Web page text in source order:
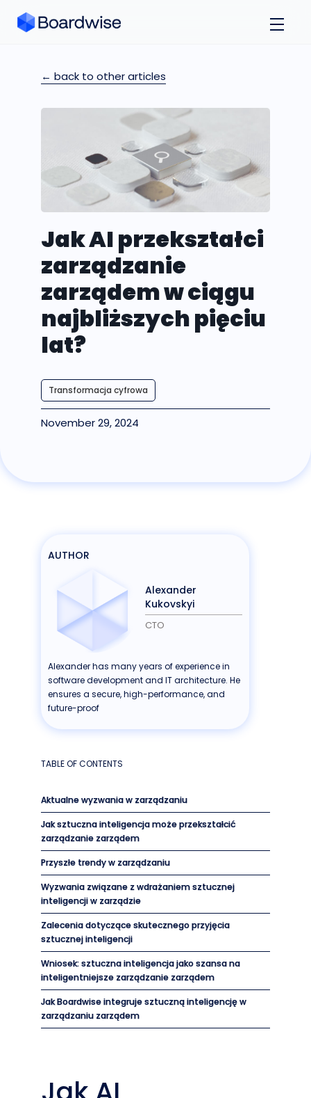
← back to other articles
Jak AI przekształci
zarządzanie
zarządem w ciągu
najbliższych pięciu
lat?
Transformacja cyfrowa
November 29, 2024
AUTHOR
Alexander
Kukovskyi
CTO
Alexander has many years of experience in
software development and IT architecture. He
ensures a secure, high-performance, and
future-proof
TABLE OF CONTENTS
Aktualne wyzwania w zarządzaniu
Jak sztuczna inteligencja może przekształcić
zarządzanie zarządem
Przyszłe trendy w zarządzaniu
Wyzwania związane z wdrażaniem sztucznej
inteligencji w zarządzie
Zalecenia dotyczące skutecznego przyjęcia
sztucznej inteligencji
Wniosek: sztuczna inteligencja jako szansa na
inteligentniejsze zarządzanie zarządem
Jak Boardwise integruje sztuczną inteligencję w
zarządzaniu zarządem